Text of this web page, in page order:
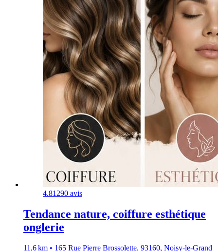
4.81290 avis
Tendance nature, coiffure esthétique
onglerie
11,6 km • 165 Rue Pierre Brossolette, 93160, Noisy-le-Grand